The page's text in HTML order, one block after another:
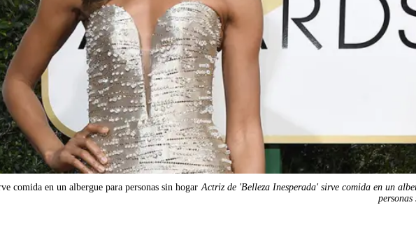
comida en un albergue para personas sin hogar Actriz de 'Belleza Inesperada' sirve comida en un